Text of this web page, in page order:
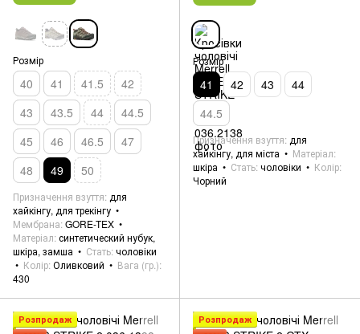
Розмір
40 41 41.5
42
43
43.5 44
44.5
45
46 46.5
47
48
49 50
Призначення взуття для
хайкінгу, для трекінгу
Мембрана GORE-TEX
Матеріал синтетический нубук,
шкіра, замша
Стать чоловіки
Колір Оливковий
Вага (гр.)
430
Розмір
41 42 43
44
44.5
Призначення взуття для
хайкінгу, для міста
Матеріал
шкіра
Стать чоловіки
Колір
Чорний
Розпродаж
Розпродаж